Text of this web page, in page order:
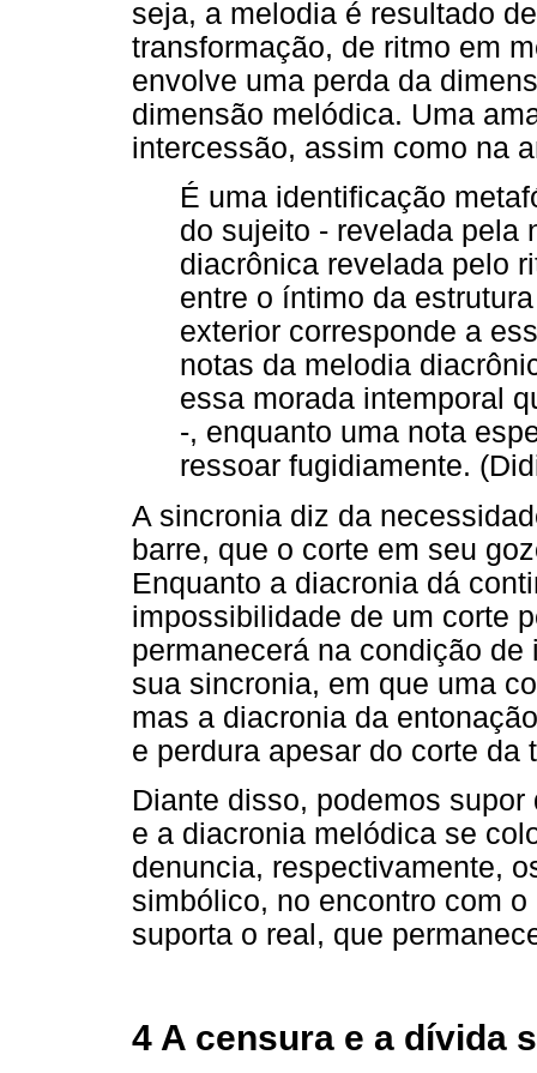
seja, a melodia é resultado
transformação, de ritmo em
envolve uma perda da
dimensão melódica. Uma
intercessão, assim como na
É uma identificação
do sujeito - revelada pela
diacrônica revelada pelo
entre o íntimo da
exterior corresponde a
notas da melodia
essa morada intemporal
-, enquanto uma nota
ressoar fugidiamente.
A sincronia diz da
barre, que o corte em seu
Enquanto a diacronia dá
impossibilidade de um corte
permanecerá na condição
sua sincronia, em que uma
mas a diacronia da
e perdura apesar do corte da
Diante disso, podemos
e a diacronia melódica se
denuncia, respectivamente,
simbólico, no encontro com
suporta o real, que
4 A censura e a dívida